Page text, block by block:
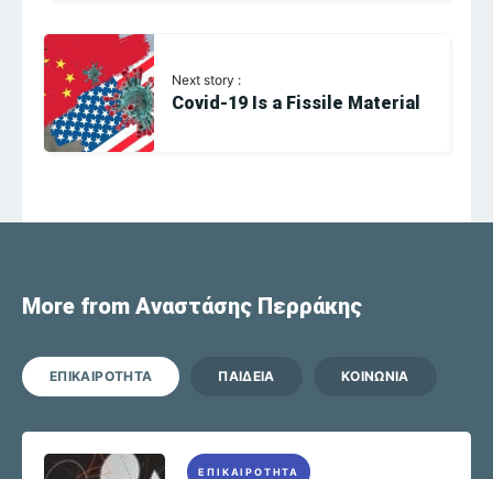
Next story :
Covid-19 Is a Fissile Material
More from Αναστάσης Περράκης
ΕΠΙΚΑΙΡΟΤΗΤΑ ΠΑΙΔΕΙΑ ΚΟΙΝΩΝΙΑ
ΕΠΙΚΑΙΡΟΤΗΤΑ